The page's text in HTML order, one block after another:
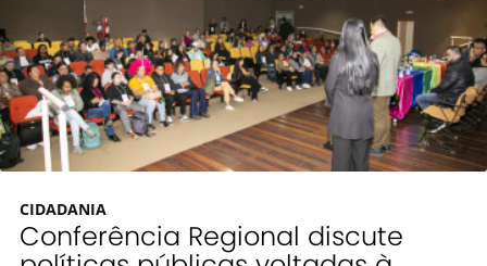
CIDADANIA
Conferência Regional discute